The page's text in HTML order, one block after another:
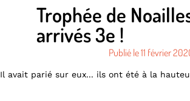
Trophée de
arrivés 3e !
Publié le11 février
Il avait parié sur eux... ils ont été à la